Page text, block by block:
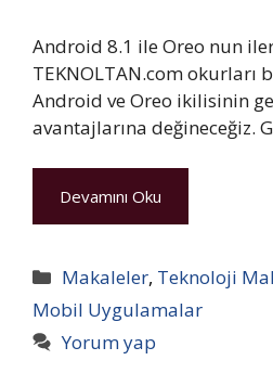
Android 8.1 ile Oreo nun
TEKNOLTAN.com okurları
Android ve Oreo ikilisinin
avantajlarına değineceğiz.
Devamını Oku
Kategoriler
Makaleler, Teknoloji
Mobil Uygulamalar
Yorum yap